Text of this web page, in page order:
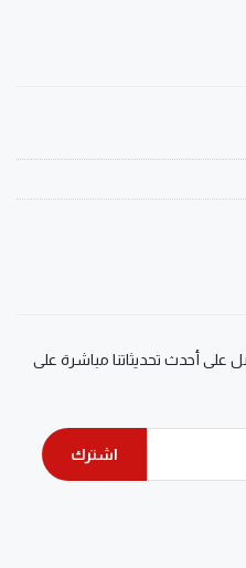
على أحدث تحديثاتنا مباشرة على
اشترك